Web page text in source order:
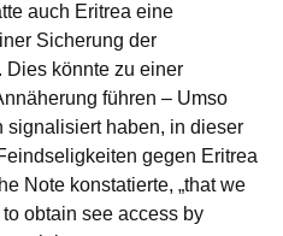
auch Eritrea eine
Sicherung der
Dies könnte zu einer
führen – Umso
signalisiert haben, in dieser
gegen Eritrea
Note konstatierte, „that we
obtain see access by